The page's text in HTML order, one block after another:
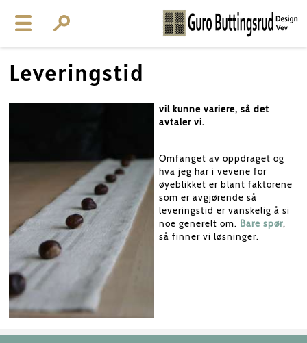
Leveringstid
vil kunne variere, så det
avtaler vi.
Omfanget av oppdraget og
hva jeg har i vevene for
øyeblikket er blant faktorene
som er avgjørende så
leveringstid er vanskelig å si
noe generelt om. Bare spør,
så finner vi løsninger.